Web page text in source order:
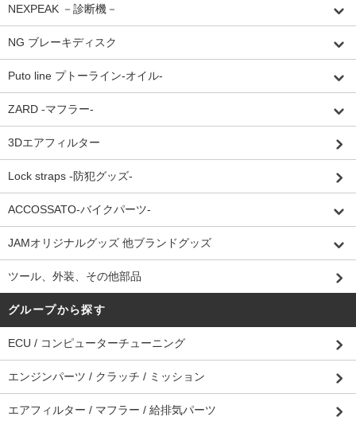
NEXPEAK －診断機－
NG ブレーキディスク
Puto line プトーライン-オイル-
ZARD -マフラー-
3Dエアフィルター
Lock straps -防犯グッズ-
ACCOSSATO-バイクパーツ-
JAMオリジナルグッズ 他ブランドグッズ
ツール、外装、その他部品
グループから探す
ECU / コンピューターチューニング
エンジンパーツ / クラッチ / ミッション
エアフィルター / マフラー / 給排気パーツ